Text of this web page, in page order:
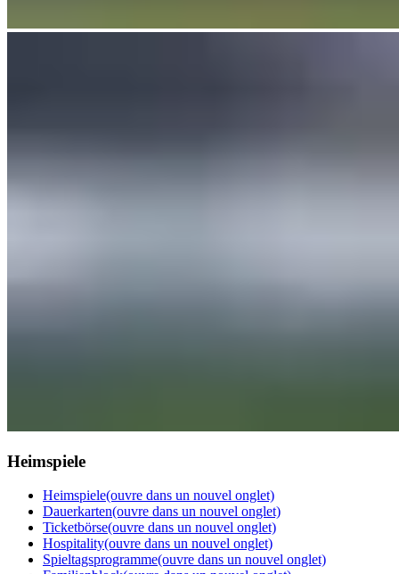
Heimspiele
Heimspiele(ouvre dans un nouvel onglet)
Dauerkarten(ouvre dans un nouvel onglet)
Ticketbörse(ouvre dans un nouvel onglet)
Hospitality(ouvre dans un nouvel onglet)
Spieltagsprogramme(ouvre dans un nouvel onglet)